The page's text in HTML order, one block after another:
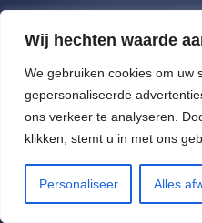
Wij hechten waarde
We gebruiken cookies om uw
gepersonaliseerde
ons verkeer te analyseren.
klikken, stemt u in met ons
Personaliseer Alles
DEMO J.V. N.V.
Buda Steenweg, 20
B-1830 Machelen
Tel.+32 (0)2 203 33 44
Fax +32 (0)2 203 33 82
info@demojv.be